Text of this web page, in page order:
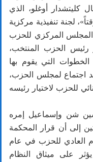
كليتشدار أوغلو، الذي
لجنة تنفيذية مركزية
المجلس المركزي للحزب
رئيس الحزب المنتخب،
الخطوات التي يقوم بها
اجتماع لمجلس الحزب،
للحزب لاختيار رئيسه
شن وإسماعيل إمره
إلى أن قرار المحكمة
العادي للحزب في عام
يؤثر على ميثاق النظام